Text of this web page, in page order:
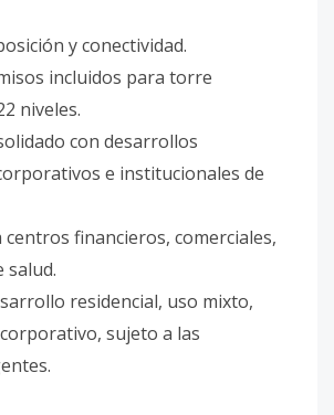
y conectividad.
incluidos para torre
niveles.
con desarrollos
e institucionales de
centros financieros, comerciales,
salud.
residencial, uso mixto,
sujeto a las